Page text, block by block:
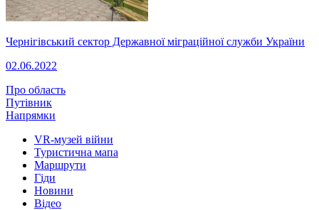
Чернігівський сектор Державної міграційної служби України
02.06.2022
Про область
Путівник
Напрямки
VR-музей війни
Туристична мапа
Маршрути
Гіди
Новини
Відео